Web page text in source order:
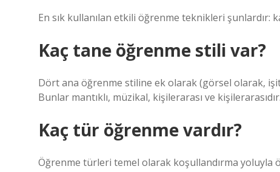
En sık kullanılan etkili öğrenme teknikleri
Kaç tane öğrenme stili var?
Dört ana öğrenme stiline ek olarak (görsel olarak,
Bunlar mantıklı, müzikal, kişilerarası ve
Kaç tür öğrenme vardır?
Öğrenme türleri temel olarak koşullandırma